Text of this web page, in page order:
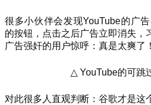
很多小伙伴会发现YouTube的广
的按钮，点击之后广告立即消失，
广告强奸的用户惊呼：真是太爽了！
△ YouTube的可跳
对此很多人直观判断：谷歌才是这